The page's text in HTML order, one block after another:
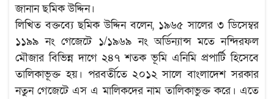
জানান ছমিক উদ্দিন।
লিখিত বক্তব্যে ছমিক উদ্দিন বলেন, ১৯৬৫ সালের ৩ ডিসেম্বর
১১৯৯ নং গেজেটে ১/১৯৬৯ নং অর্ডিন্যান্স মতে নন্দিরফল
মৌজার বিভিন্ন দাগে ২৪৭ শতক ভূমি এনিমি প্রপার্টি হিসেবে
তালিকাভূক্ত হয়। পরবর্তীতে ২০১২ সালে বাংলাদেশ সরকার
নতুন গেজেটে এস এ মালিকদের নাম তালিকাভুক্ত করে। এতে